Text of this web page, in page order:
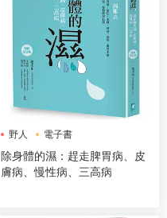
野人 電子書
除身體的濕：趕走脾胃病、皮
膚病、慢性病、三高病